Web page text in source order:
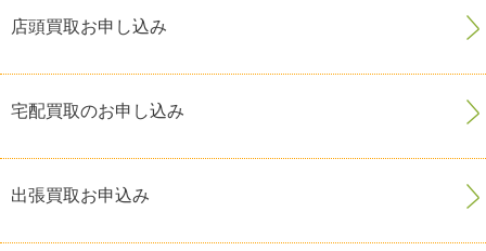
店頭買取お申し込み
宅配買取のお申し込み
出張買取お申込み